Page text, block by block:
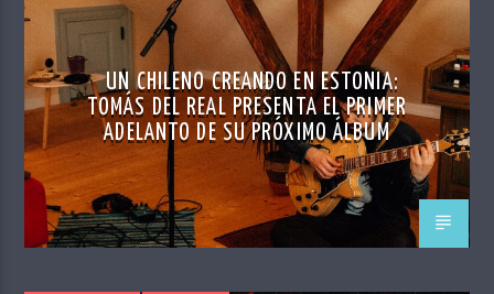
UN CHILENO CREANDO EN ESTONIA:
TOMÁS DEL REAL PRESENTA EL PRIMER
ADELANTO DE SU PRÓXIMO ÁLBUM